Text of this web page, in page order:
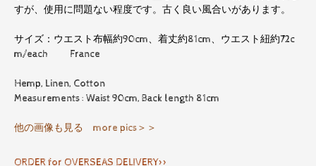
すが、使用に問題ない程度です。古く良い風合いがあります。
サイズ：ウエスト布幅約90cm、着丈約81cm、ウエスト紐約72c
m/each France
Hemp, Linen, Cotton
Measurements : Waist 90cm, Back length 81cm
他の画像も見る more pics＞＞
ORDER for OVERSEAS DELIVERY>>